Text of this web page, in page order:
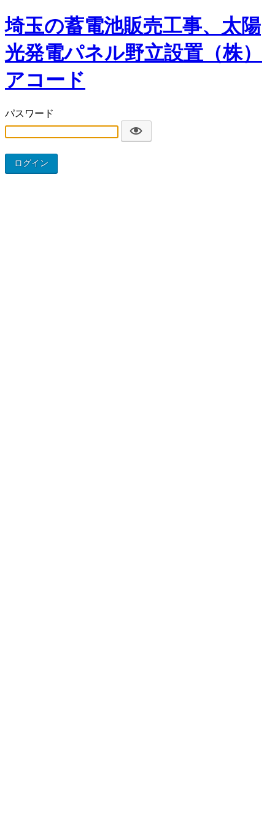
埼玉の蓄電池販売工事、太陽
光発電パネル野立設置（株）
アコード
パスワード